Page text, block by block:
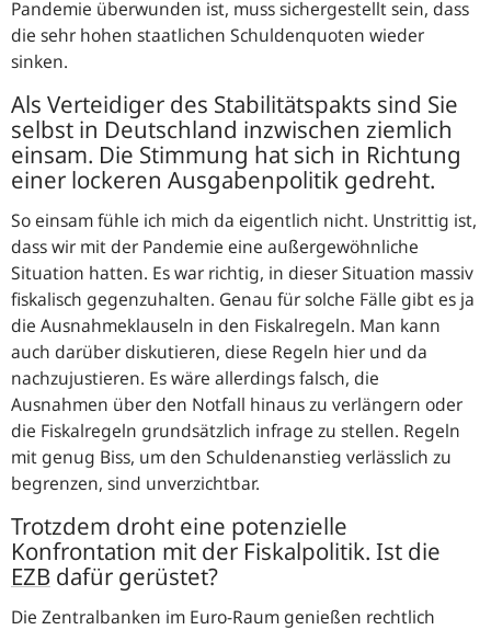
Pandemie überwunden ist, muss sichergestellt sein, dass
die sehr hohen staatlichen Schuldenquoten wieder
sinken.
Als Verteidiger des Stabilitätspakts sind Sie
selbst in Deutschland inzwischen ziemlich
einsam. Die Stimmung hat sich in Richtung
einer lockeren Ausgabenpolitik gedreht.
So einsam fühle ich mich da eigentlich nicht. Unstrittig ist,
dass wir mit der Pandemie eine außergewöhnliche
Situation hatten. Es war richtig, in dieser Situation massiv
fiskalisch gegenzuhalten. Genau für solche Fälle gibt es ja
die Ausnahmeklauseln in den Fiskalregeln. Man kann
auch darüber diskutieren, diese Regeln hier und da
nachzujustieren. Es wäre allerdings falsch, die
Ausnahmen über den Notfall hinaus zu verlängern oder
die Fiskalregeln grundsätzlich infrage zu stellen. Regeln
mit genug Biss, um den Schuldenanstieg verlässlich zu
begrenzen, sind unverzichtbar.
Trotzdem droht eine potenzielle
Konfrontation mit der Fiskalpolitik. Ist die
EZB dafür gerüstet?
Die Zentralbanken im Euro-Raum genießen rechtlich